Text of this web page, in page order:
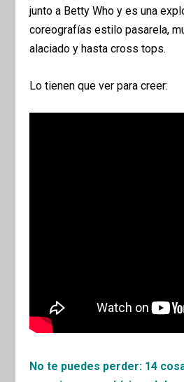
junto a Betty Who y es una
coreografías estilo pasarela,
alaciado y hasta cross tops.
Lo tienen que ver para creer:
No te puedes perder: 14